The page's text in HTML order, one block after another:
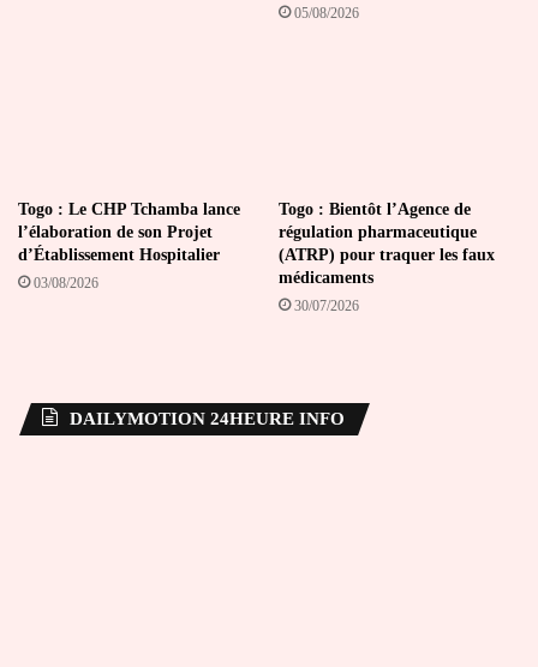
05/08/2026
Togo : Le CHP Tchamba lance
l’élaboration de son Projet
d’Établissement Hospitalier
03/08/2026
Togo : Bientôt l’Agence de
régulation pharmaceutique
(ATRP) pour traquer les faux
médicaments
30/07/2026
DAILYMOTION 24HEURE INFO